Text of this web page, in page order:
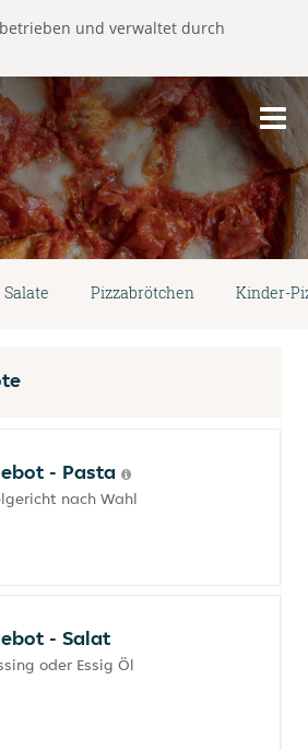
und verwaltet durch
Salate Pizzabrötchen Kinder-
- Pasta
nach Wahl
- Salat
oder Essig Öl